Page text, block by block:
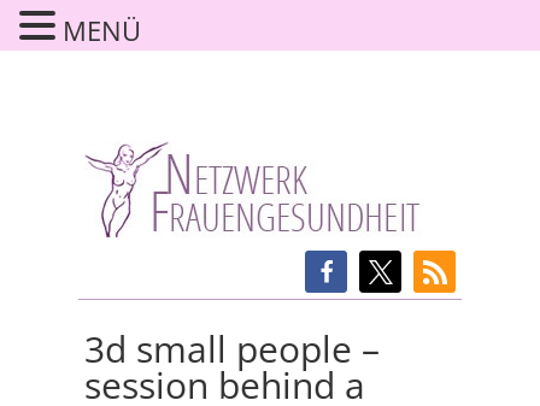
3d small people –
session behind a
MENÜ